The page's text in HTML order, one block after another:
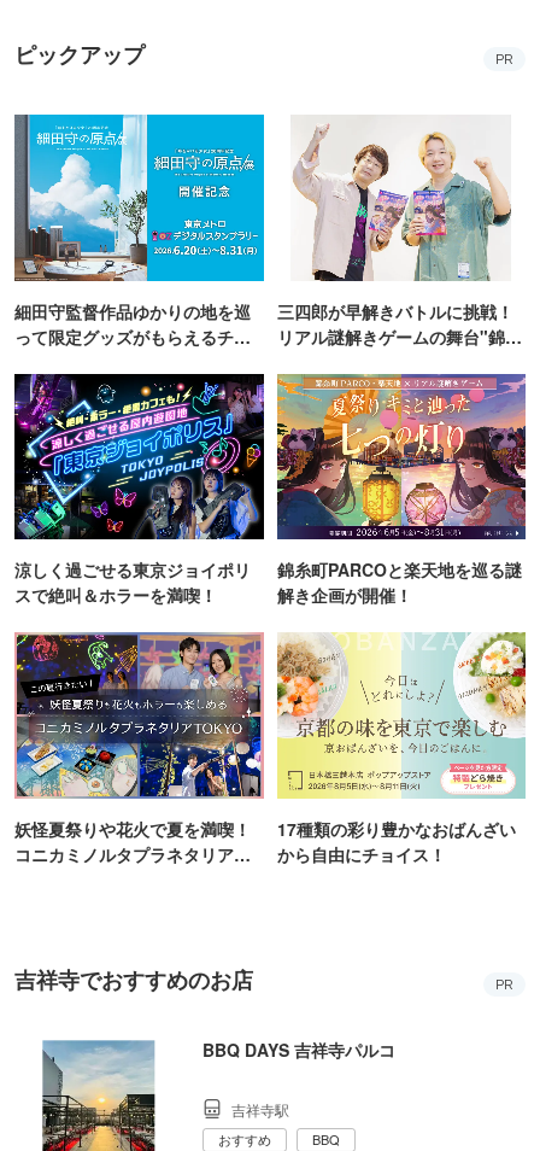
ピックアップ PR
細田守監督作品ゆかりの地を巡
って限定グッズがもらえるチャ
三四郎が早解きバトルに挑戦！
リアル謎解きゲームの舞台"錦糸
涼しく過ごせる東京ジョイポリ
スで絶叫＆ホラーを満喫！
錦糸町PARCOと楽天地を巡る謎
解き企画が開催！
妖怪夏祭りや花火で夏を満喫！
コニカミノルタプラネタリア
17種類の彩り豊かなおばんざい
から自由にチョイス！
吉祥寺でおすすめのお店 PR
BBQ DAYS 吉祥寺パルコ
吉祥寺駅
おすすめ BBQ